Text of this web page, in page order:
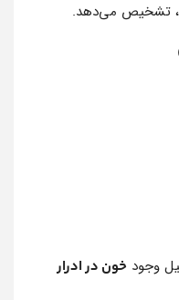
تشخیص می‌دهد.
وجود خون در ادرار